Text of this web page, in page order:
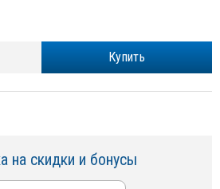
Купить
на скидки и бонусы